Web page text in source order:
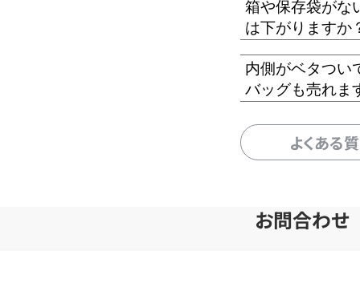
箱や保存袋がな
は下がりますか
内側がベタつい
バッグも売れま
よくある
お問合わせ